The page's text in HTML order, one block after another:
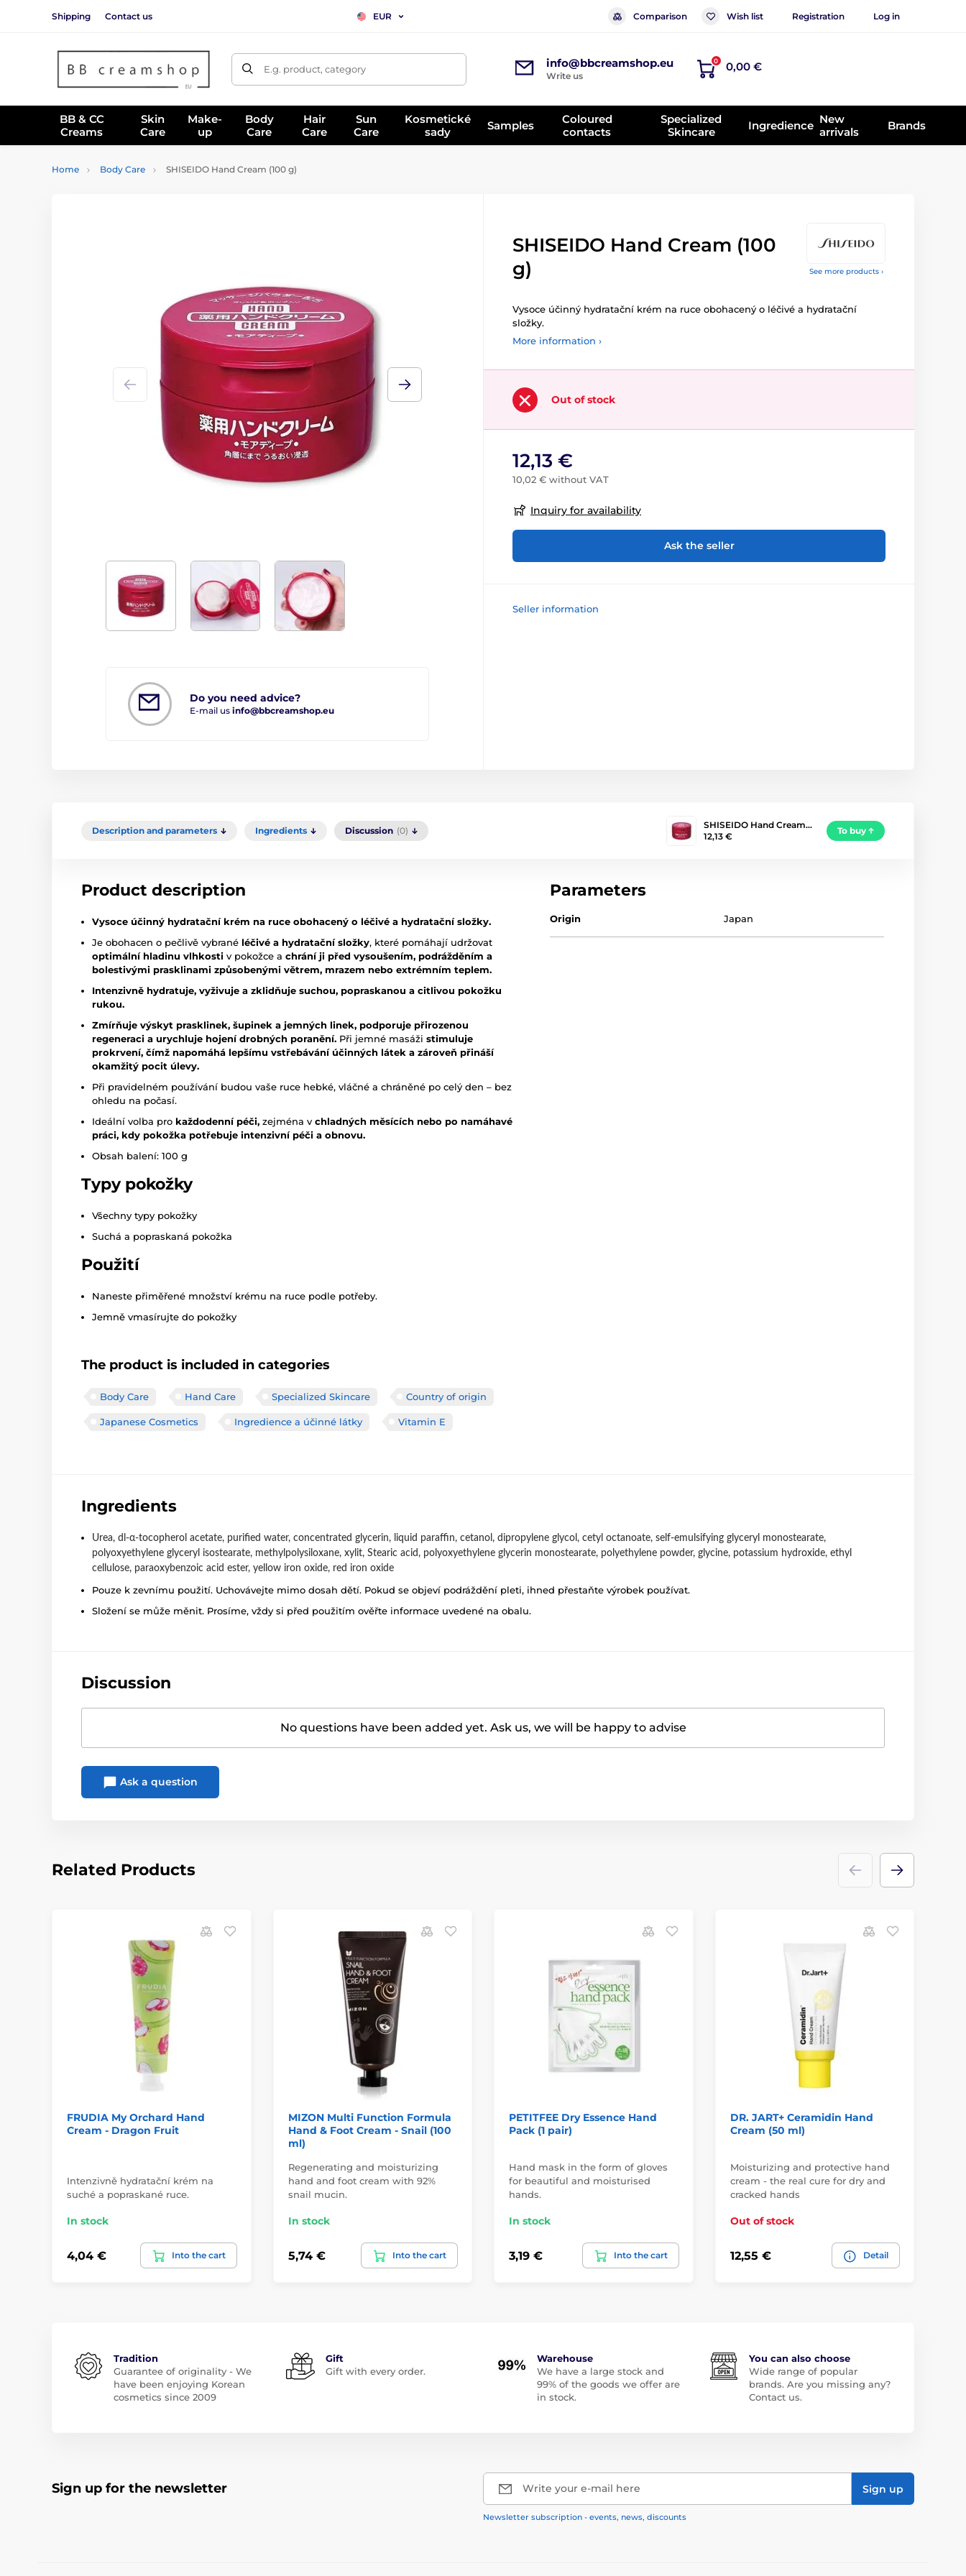
Shipping Contact us EUR Comparison Wish list Registration Log in
E.g. product, category info@bbcreamshop.eu
Write us
0 0,00 €
BB & CC
Creams
Skin
Care
Make-
up
Body
Care
Hair
Care
Sun
Care
Kosmetické
sady
Samples
Coloured
contacts
Specialized
Skincare
Ingredience New
arrivals
Brands
Home Body Care SHISEIDO Hand Cream (100 g)
See more products ›
Do you need advice?
E-mail us info@bbcreamshop.eu
SHISEIDO Hand Cream (100
g)
Vysoce účinný hydratační krém na ruce obohacený o léčivé a hydratační
složky.
More information ›
Out of stock
12,13 €
10,02 € without VAT
Inquiry for availability
Ask the seller
Seller information
Description and parameters Ingredients Discussion (0)
SHISEIDO Hand Cream…
12,13 €
To buy
Product description
Vysoce účinný hydratační krém na ruce obohacený o léčivé a hydratační složky.
Je obohacen o pečlivě vybrané léčivé a hydratační složky, které pomáhají udržovat
optimální hladinu vlhkosti v pokožce a chrání ji před vysoušením, podrážděním a
bolestivými prasklinami způsobenými větrem, mrazem nebo extrémním teplem.
Intenzivně hydratuje, vyživuje a zklidňuje suchou, popraskanou a citlivou pokožku
rukou.
Zmírňuje výskyt prasklinek, šupinek a jemných linek, podporuje přirozenou
regeneraci a urychluje hojení drobných poranění. Při jemné masáži stimuluje
prokrvení, čímž napomáhá lepšímu vstřebávání účinných látek a zároveň přináší
okamžitý pocit úlevy.
Při pravidelném používání budou vaše ruce hebké, vláčné a chráněné po celý den – bez
ohledu na počasí.
Ideální volba pro každodenní péči, zejména v chladných měsících nebo po namáhavé
práci, kdy pokožka potřebuje intenzivní péči a obnovu.
Obsah balení: 100 g
Typy pokožky
Všechny typy pokožky
Suchá a popraskaná pokožka
Použití
Naneste přiměřené množství krému na ruce podle potřeby.
Jemně vmasírujte do pokožky
The product is included in categories
Body Care Hand Care Specialized Skincare Country of origin
Japanese Cosmetics Ingredience a účinné látky Vitamin E
Parameters
Origin Japan
Ingredients
Urea, dl-α-tocopherol acetate, purified water, concentrated glycerin, liquid paraffin, cetanol, dipropylene glycol, cetyl octanoate, self-emulsifying glyceryl monostearate,
polyoxyethylene glyceryl isostearate, methylpolysiloxane, xylit, Stearic acid, polyoxyethylene glycerin monostearate, polyethylene powder, glycine, potassium hydroxide, ethyl
cellulose, paraoxybenzoic acid ester, yellow iron oxide, red iron oxide
Pouze k zevnímu použití. Uchovávejte mimo dosah dětí. Pokud se objeví podráždění pleti, ihned přestaňte výrobek používat.
Složení se může měnit. Prosíme, vždy si před použitím ověřte informace uvedené na obalu.
Discussion
No questions have been added yet. Ask us, we will be happy to advise
Ask a question
Related Products
FRUDIA My Orchard Hand
Cream - Dragon Fruit
Intenzivně hydratační krém na
suché a popraskané ruce.
In stock
4,04 € Into the cart
MIZON Multi Function Formula
Hand & Foot Cream - Snail (100
ml)
Regenerating and moisturizing
hand and foot cream with 92%
snail mucin.
In stock
5,74 € Into the cart
PETITFEE Dry Essence Hand
Pack (1 pair)
Hand mask in the form of gloves
for beautiful and moisturised
hands.
In stock
3,19 € Into the cart
DR. JART+ Ceramidin Hand
Cream (50 ml)
Moisturizing and protective hand
cream - the real cure for dry and
cracked hands
Out of stock
12,55 € Detail
Tradition
Guarantee of originality - We
have been enjoying Korean
cosmetics since 2009
Gift
Gift with every order.
Warehouse
We have a large stock and
99% of the goods we offer are
in stock.
You can also choose
Wide range of popular
brands. Are you missing any?
Contact us.
Sign up for the newsletter Write your e-mail here Sign up
Newsletter subscription - events, news, discounts